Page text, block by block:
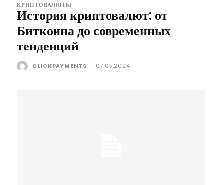
КРИПТОВАЛЮТЫ
История криптовалют: от
Биткоина до современных
тенденций
CLICKPAYMENTS - 07.05.2024